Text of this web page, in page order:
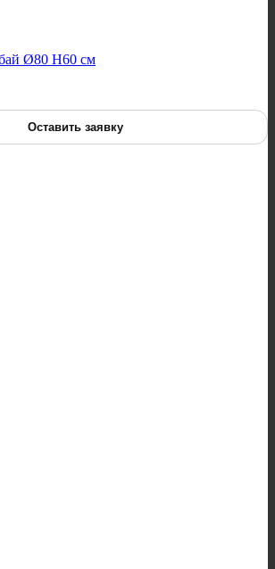
Ø80 H60 см
цена составляла 59 900 ₽.
900 ₽.
Оставить заявку